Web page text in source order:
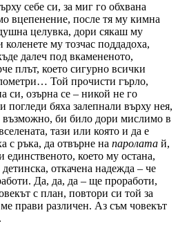
себе си, за миг го обхвана
вцепенение, после тя му кимна
целувка, дори сякаш му
му тозчас поддадоха,
далеч под вкамененото,
плът, което сигурно всички
Той прочисти гърло,
си, озърна се – никой не го
погледи бяха залепнали върху нея,
би било дори мислимо в
тази или която и да е
с ръка, да отвърне на паролата й,
единственото, което му остана,
откачена надежда – че
Да, да, да – ще проработи,
с план, повтори си той за
прави различен. Аз съм човекът